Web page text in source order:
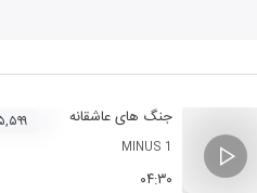
جنگ های عاشقانه
MINUS 1
۰۴:۳۰
۵,۵۹۹